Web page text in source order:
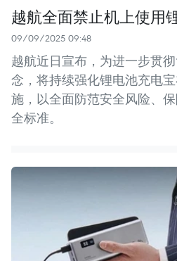
越航全面禁止机上使用
09/09/2025 09:48
越航近日宣布，为进一步贯
念，将持续强化锂电池充电
施，以全面防范安全风险、
全标准。